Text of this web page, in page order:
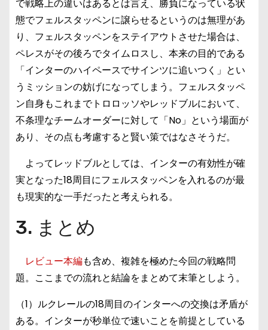
で戦略上の違いはあるとは言え、勝負になっている状
態でフェルスタッペンに譲らせるというのは無理があ
り、フェルスタッペンをステイアウトさせた場合は、
ペレスがその後ろでタイムロスし、本来の目的である
「インターのハイペースでサインツに追いつく」とい
うミッションの妨げになってしまう。フェルスタッペ
ン自身もこれまでトロロッソやレッドブルにおいて、
不条理なチームオーダーに対して「No」という場面が
あり、その点も考慮すると賢い策ではなさそうだ。
よってレッドブルとしては、インターの有効性が確
実となった18周目にフェルスタッペンを入れるのが最
も現実的な一手だったと考えられる。
3. まとめ
レビュー本編も含め、複雑を極めた今回の戦略問
題。ここまでの流れと結論をまとめて末筆としよう。
（1）ルクレールの18周目のインターへの交換は矛盾が
ある。インターが秒単位で速いことを前提としている